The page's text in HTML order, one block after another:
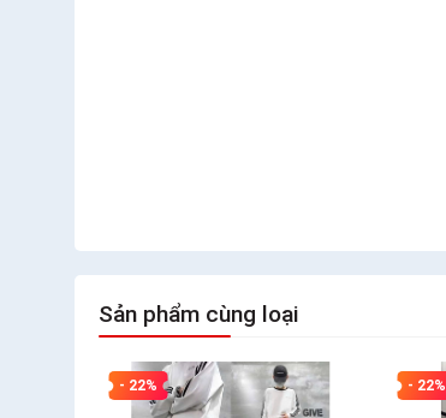
Sản phẩm cùng loại
- 22% - 22%